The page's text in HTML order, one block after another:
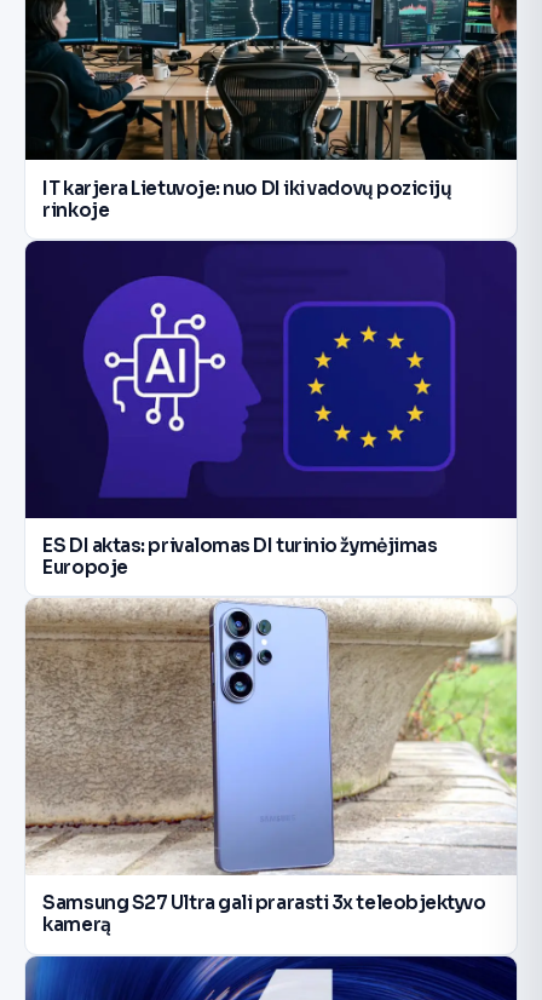
IT karjera Lietuvoje: nuo DI iki vadovų pozicijų
rinkoje
ES DI aktas: privalomas DI turinio žymėjimas
Europoje
Samsung S27 Ultra gali prarasti 3x teleobjektyvo
kamerą